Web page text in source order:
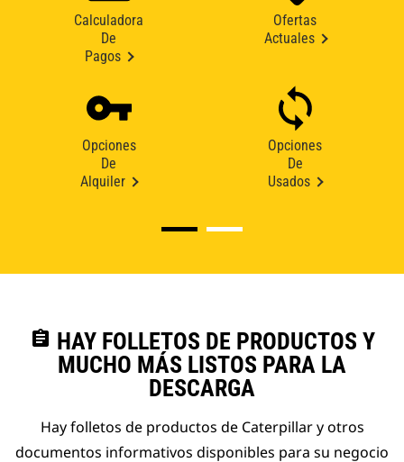
Calculadora
De
Pagos
Ofertas
Actuales
Opciones
De
Alquiler
Opciones
De
Usados
assignment HAY FOLLETOS DE PRODUCTOS Y
MUCHO MÁS LISTOS PARA LA
DESCARGA
Hay folletos de productos de Caterpillar y otros
documentos informativos disponibles para su negocio